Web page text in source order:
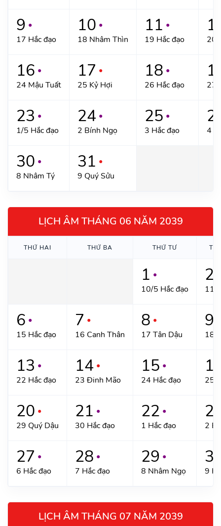
9 ●
17 Hắc đạo
10 ●
18 Nhâm Thìn
11 ●
19 Hắc đạo 20
16 ●
24 Mậu Tuất
17 ●
25 Kỷ Hợi
18 ●
26 Hắc đạo 27
23 ●
1/5 Hắc đạo
24 ●
2 Bính Ngọ
25 ●
3 Hắc đạo 4
30 ●
8 Nhâm Tý
31 ●
9 Quý Sửu
LỊCH ÂM THÁNG 06 NĂM 2039
THỨ HAI THỨ BA THỨ TƯ
1 ●
10/5 Hắc đạo
2
11
6 ●
15 Hắc đạo
7 ●
16 Canh Thân
8 ●
17 Tân Dậu
9
18
13 ●
22 Hắc đạo
14 ●
23 Đinh Mão
15 ●
24 Hắc đạo 25
20 ●
29 Quý Dậu
21 ●
30 Hắc đạo
22 ●
1 Hắc đạo 2
27 ●
6 Hắc đạo
28 ●
7 Hắc đạo
29 ●
8 Nhâm Ngọ 9
LỊCH ÂM THÁNG 07 NĂM 2039